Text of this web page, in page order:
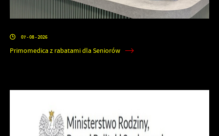
07 - 08 - 2026
Primomedica z rabatami dla Seniorów